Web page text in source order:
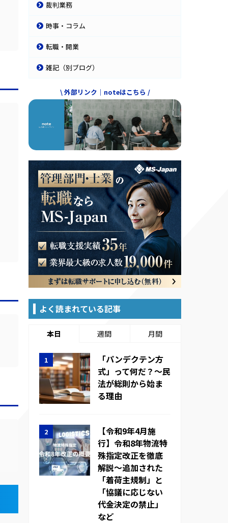
裁判業務
時事・コラム
転職・開業
雑記（別ブログ）
\ 外部リンク｜noteはこちら /
よく読まれている記事
本日 週間 月間
「パンデクテン方
式」って何だ？～民
法が総則から始ま
る理由
【令和9年4月施
行】令和8年物流特
殊指定改正を徹底
解説～追加された
「着荷主規制」と
「協議に応じない
代金決定の禁止」
など